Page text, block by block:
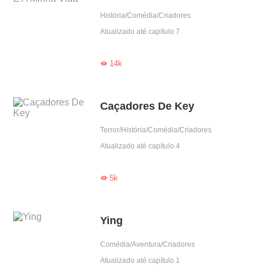
História/Comédia/Criadores
Atualizado até capítulo 7
14k
Caçadores De Key
Terror/História/Comédia/Criadores
Atualizado até capítulo 4
5k
Ying
Comédia/Aventura/Criadores
Atualizado até capítulo 1